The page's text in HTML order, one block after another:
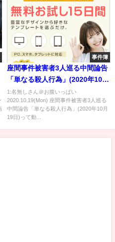
事件簿
座間事件被害者3人巡る中間論告
「単なる殺人行為」(2020年10月
19日)
1:名無しさん＠お腹いっぱい
2020.10.19(Mon) 座間事件被害者3人巡る
中間論告「単なる殺人行為」(2020年10月
19日)って動...